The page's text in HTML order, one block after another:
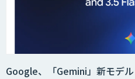
ID ZERO
Google、「Gemini」新モデ